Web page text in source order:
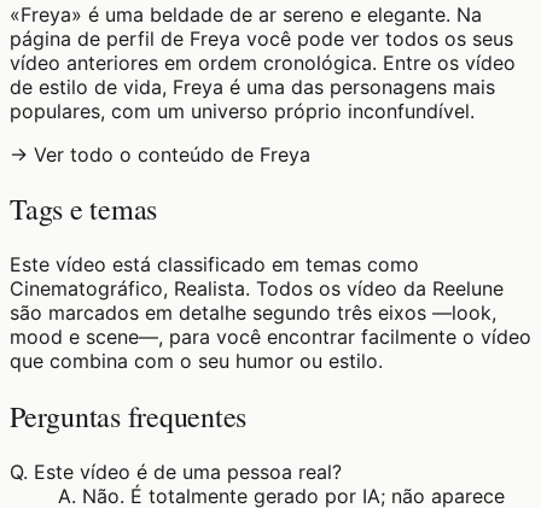
«Freya» é uma beldade de ar sereno e elegante. Na
página de perfil de Freya você pode ver todos os seus
vídeo anteriores em ordem cronológica. Entre os vídeo
de estilo de vida, Freya é uma das personagens mais
populares, com um universo próprio inconfundível.
→ Ver todo o conteúdo de Freya
Tags e temas
Este vídeo está classificado em temas como
Cinematográfico, Realista. Todos os vídeo da Reelune
são marcados em detalhe segundo três eixos —look,
mood e scene—, para você encontrar facilmente o vídeo
que combina com o seu humor ou estilo.
Perguntas frequentes
Q. Este vídeo é de uma pessoa real?
A. Não. É totalmente gerado por IA; não aparece